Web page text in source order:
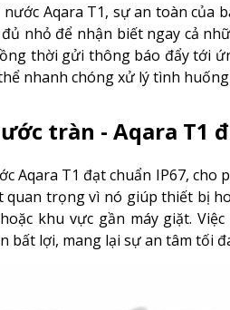
Aqara T1, sự an toàn của
nhỏ để nhận biết ngay cả
thời gửi thông báo đẩy tới
nhanh chóng xử lý tình
tràn - Aqara T1
Aqara T1 đạt chuẩn IP67,
quan trọng vì nó giúp thiết bị
khu vực gần máy giặt.
bất lợi, mang lại sự an tâm tối